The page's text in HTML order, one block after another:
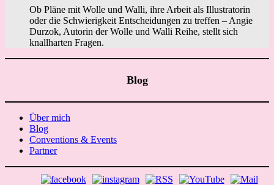
Ob Pläne mit Wolle und Walli, ihre Arbeit als Illustratorin
oder die Schwierigkeit Entscheidungen zu treffen – Angie
Durzok, Autorin der Wolle und Walli Reihe, stellt sich
knallharten Fragen.
Blog
Über mich
Blog
Conventions & Events
Partner